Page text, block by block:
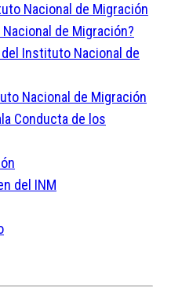
Nacional de Migración
de Migración?
Instituto Nacional de
Nacional de Migración
Conducta de los
del INM